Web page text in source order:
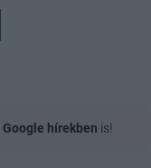
Google hírekben is!